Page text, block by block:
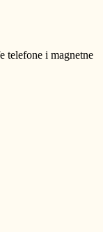
telefone i magnetne